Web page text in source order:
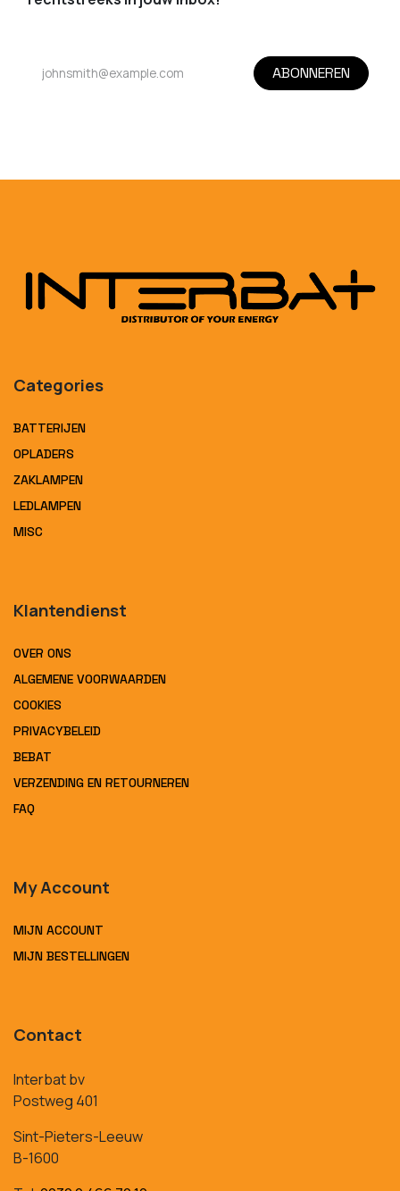
ABONNEREN
Categories
BATTERIJEN
OPLADERS
ZAKLAMPEN
LEDLAMPEN
MISC
Klantendienst
OVER ONS
ALGEMENE VOORWAARDEN
COOKIES
PRIVACYBELEID
BEBAT
VERZENDING EN RETOURNEREN
FAQ
My Account
MIJN ACCOUNT
MIJN BESTELLINGEN
Contact
Interbat bv
Postweg 401
Sint-Pieters-Leeuw
B-1600